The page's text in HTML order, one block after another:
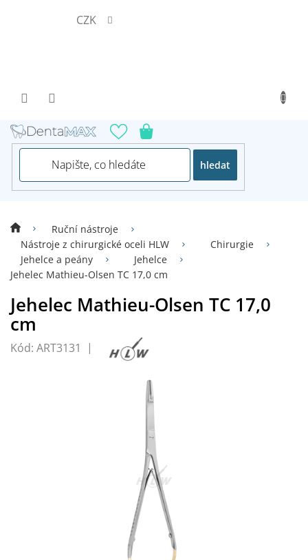
CZK
hledat
Ruční nástroje
Nástroje z chirurgické oceli HLW
Chirurgie
Jehelce a peány
Jehelce
Jehelec Mathieu-Olsen TC 17,0 cm
Jehelec Mathieu-Olsen TC 17,0
cm
Kód: ART3131